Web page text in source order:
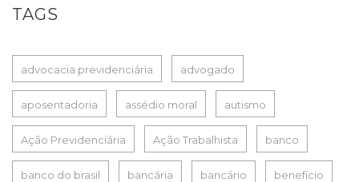
TAGS
advocacia previdenciária advogado
aposentadoria assédio moral autismo
Ação Previdenciária Ação Trabalhista banco
banco do brasil bancária bancário benefício